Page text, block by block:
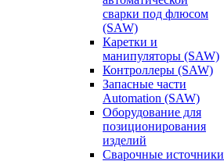
сварки под флюсом
(SAW)
Каретки и
манипуляторы (SAW)
Контроллеры (SAW)
Запасные части
Automation (SAW)
Оборудование для
позиционирования
изделий
Сварочные источники